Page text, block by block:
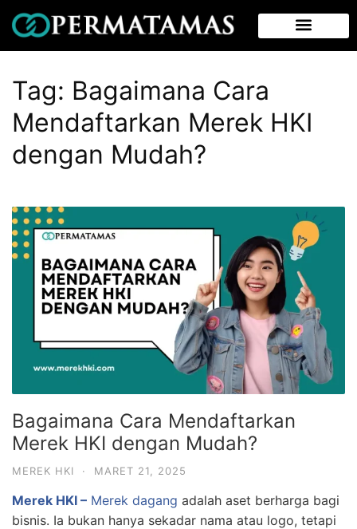
Tag: Bagaimana Cara
Mendaftarkan Merek HKI
dengan Mudah?
Bagaimana Cara Mendaftarkan
Merek HKI dengan Mudah?
MEREK HKI · MARET 21, 2025
Merek HKI – Merek dagang adalah aset berharga bagi
bisnis. Ia bukan hanya sekadar nama atau logo, tetapi